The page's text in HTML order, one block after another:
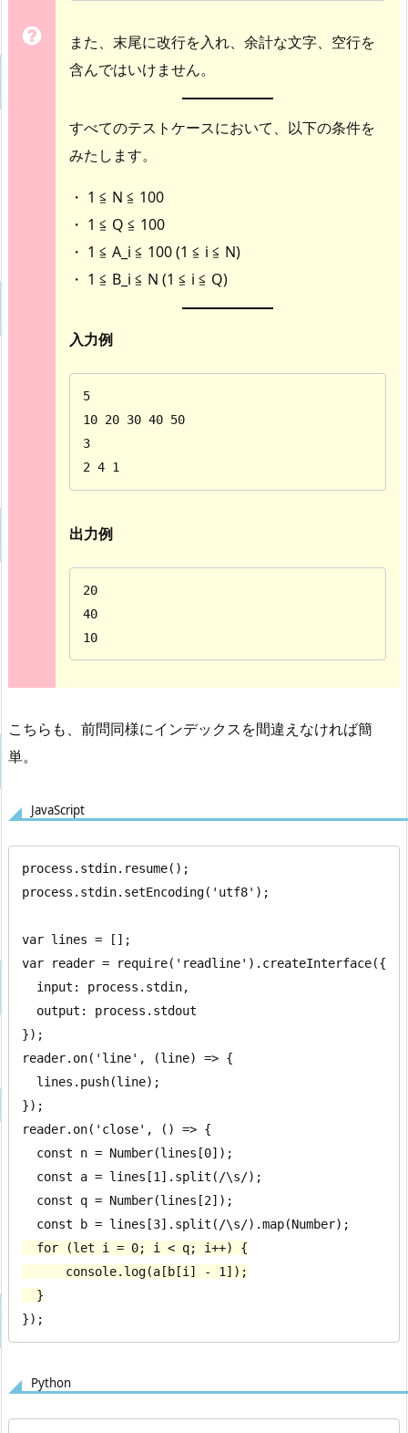
また、末尾に改行を入れ、余計な文字、空行を
含んではいけません。
すべてのテストケースにおいて、以下の条件を
みたします。
・ 1 ≦ N ≦ 100
・ 1 ≦ Q ≦ 100
・ 1 ≦ A_i ≦ 100 (1 ≦ i ≦ N)
・ 1 ≦ B_i ≦ N (1 ≦ i ≦ Q)
入力例
5
10 20 30 40 50
3
2 4 1
出力例
20
40
10
こちらも、前問同様にインデックスを間違えなければ簡
単。
JavaScript
process.stdin.resume();
process.stdin.setEncoding('utf8');
var lines = [];
var reader = require('readline').createInterface({
});
reader.on('line', (line) => {
});
reader.on('close', () => {
  }
});
Python